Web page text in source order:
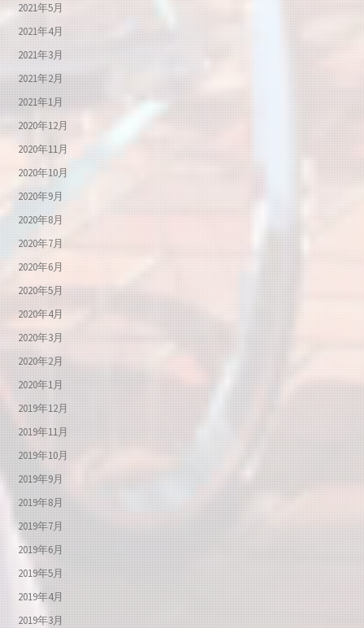
2021年5月
2021年4月
2021年3月
2021年2月
2021年1月
2020年12月
2020年11月
2020年10月
2020年9月
2020年8月
2020年7月
2020年6月
2020年5月
2020年4月
2020年3月
2020年2月
2020年1月
2019年12月
2019年11月
2019年10月
2019年9月
2019年8月
2019年7月
2019年6月
2019年5月
2019年4月
2019年3月